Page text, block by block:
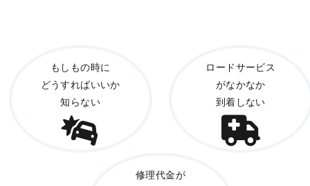
もしもの時に
どうすればいいか
知らない
ロードサービス
がなかなか
到着しない
修理代金が